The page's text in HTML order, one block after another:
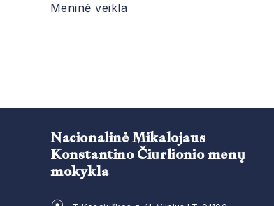
Meninė veikla
Nacionalinė Mikalojaus
Konstantino Čiurlionio menų
mokykla